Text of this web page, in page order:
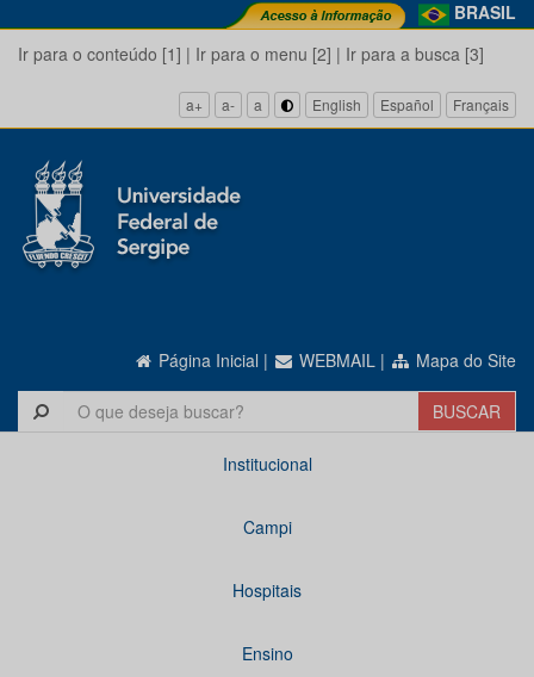
BRASIL
Ir para o conteúdo [1] | Ir para o menu [2] | Ir para a busca [3]
a+ a- a English Español Français
Página Inicial | WEBMAIL | Mapa do Site
Institucional
Campi
Hospitais
Ensino